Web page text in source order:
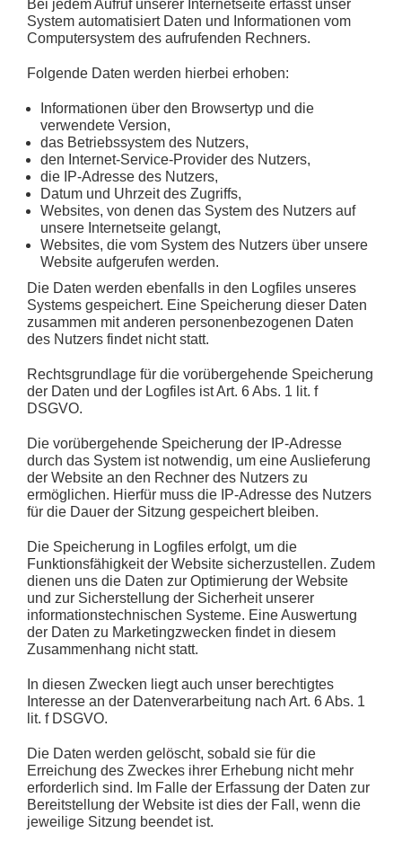
Bei jedem Aufruf unserer Internetseite erfasst unser
System automatisiert Daten und Informationen vom
Computersystem des aufrufenden Rechners.
Folgende Daten werden hierbei erhoben:
Informationen über den Browsertyp und die
verwendete Version,
das Betriebssystem des Nutzers,
den Internet-Service-Provider des Nutzers,
die IP-Adresse des Nutzers,
Datum und Uhrzeit des Zugriffs,
Websites, von denen das System des Nutzers auf
unsere Internetseite gelangt,
Websites, die vom System des Nutzers über unsere
Website aufgerufen werden.
Die Daten werden ebenfalls in den Logfiles unseres
Systems gespeichert. Eine Speicherung dieser Daten
zusammen mit anderen personenbezogenen Daten
des Nutzers findet nicht statt.
Rechtsgrundlage für die vorübergehende Speicherung
der Daten und der Logfiles ist Art. 6 Abs. 1 lit. f
DSGVO.
Die vorübergehende Speicherung der IP-Adresse
durch das System ist notwendig, um eine Auslieferung
der Website an den Rechner des Nutzers zu
ermöglichen. Hierfür muss die IP-Adresse des Nutzers
für die Dauer der Sitzung gespeichert bleiben.
Die Speicherung in Logfiles erfolgt, um die
Funktionsfähigkeit der Website sicherzustellen. Zudem
dienen uns die Daten zur Optimierung der Website
und zur Sicherstellung der Sicherheit unserer
informationstechnischen Systeme. Eine Auswertung
der Daten zu Marketingzwecken findet in diesem
Zusammenhang nicht statt.
In diesen Zwecken liegt auch unser berechtigtes
Interesse an der Datenverarbeitung nach Art. 6 Abs. 1
lit. f DSGVO.
Die Daten werden gelöscht, sobald sie für die
Erreichung des Zweckes ihrer Erhebung nicht mehr
erforderlich sind. Im Falle der Erfassung der Daten zur
Bereitstellung der Website ist dies der Fall, wenn die
jeweilige Sitzung beendet ist.